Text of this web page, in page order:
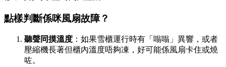
點樣判斷係咪風扇故障？
聽聲同摸溫度 ：如果雪櫃運行時有「嗡嗡」異響，或者
壓縮機長著但櫃內溫度唔夠凍，好可能係風扇卡住或燒
咗。